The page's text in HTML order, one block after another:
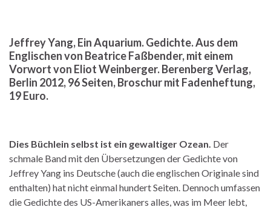
Jeffrey Yang, Ein Aquarium. Gedichte. Aus dem
Englischen von Beatrice Faßbender, mit einem
Vorwort von Eliot Weinberger. Berenberg Verlag,
Berlin 2012, 96 Seiten, Broschur mit Fadenheftung,
19 Euro.
Dies Büchlein selbst ist ein gewaltiger Ozean. Der
schmale Band mit den Übersetzungen der Gedichte von
Jeffrey Yang ins Deutsche (auch die englischen Originale sind
enthalten) hat nicht einmal hundert Seiten. Dennoch umfassen
die Gedichte des US-Amerikaners alles, was im Meer lebt,